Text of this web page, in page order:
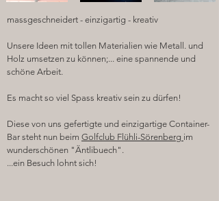
massgeschneidert - einzigartig - kreativ
Unsere Ideen mit tollen Materialien wie Metall. und
Holz umsetzen zu können;... eine spannende und
schöne Arbeit.
Es macht so viel Spass kreativ sein zu dürfen!
Diese von uns gefertigte und einzigartige Container-
Bar steht nun beim Golfclub Flühli-Sörenberg im
wunderschönen "Äntlibuech".
...ein Besuch lohnt sich!